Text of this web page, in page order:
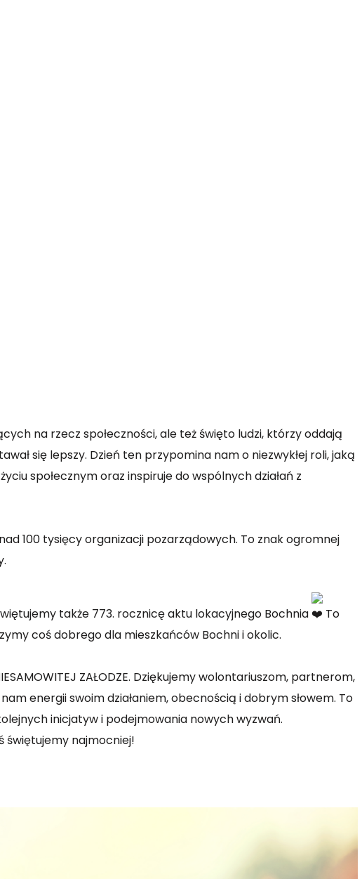
na rzecz społeczności, ale też święto ludzi, którzy oddają
się lepszy. Dzień ten przypomina nam o niezwykłej roli, jaką
społecznym oraz inspiruje do wspólnych działań z
100 tysięcy organizacji pozarządowych. To znak ogromnej
także 773. rocznicę aktu lokacyjnego Bochnia
To
coś dobrego dla mieszkańców Bochni i okolic.
ZAŁODZE. Dziękujemy wolontariuszom, partnerom,
energii swoim działaniem, obecnością i dobrym słowem. To
inicjatyw i podejmowania nowych wyzwań.
świętujemy najmocniej!